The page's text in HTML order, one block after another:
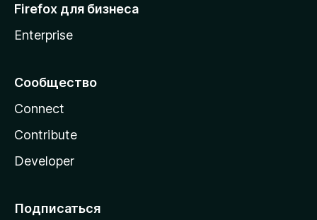
Firefox для бизнеса
Enterprise
Сообщество
Connect
Contribute
Developer
Подписаться